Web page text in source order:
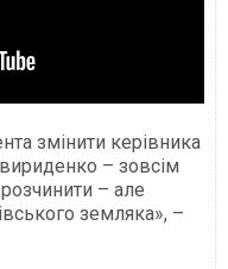
змінити керівника
– зовсім
– але
земляка», –